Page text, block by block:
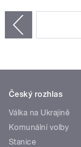
Český rozhlas
Válka na Ukrajině
Komunální volby
Stanice